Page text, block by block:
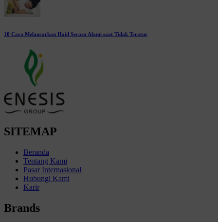
10 Cara Melancarkan Haid Secara Alami saat Tidak Teratur
SITEMAP
Beranda
Tentang Kami
Pasar Internasional
Hubungi Kami
Karir
Brands